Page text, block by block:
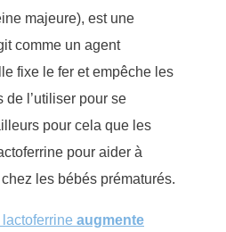
majeure), est une
comme un agent
fixe le fer et empêche les
de l’utiliser pour se
pour cela que les
pour aider à
chez les bébés prématurés.
lactoferrine augmente